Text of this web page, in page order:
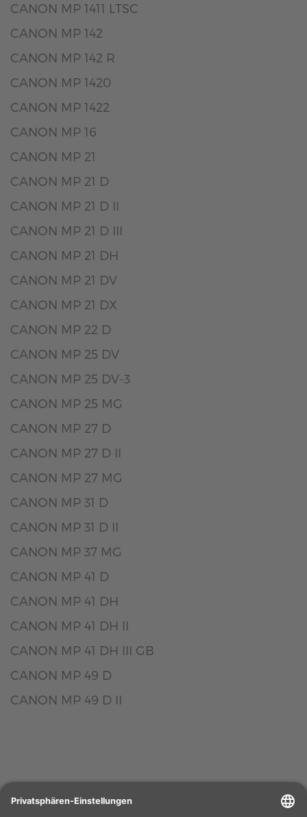
CANON MP 1411 LTSC
CANON MP 142
CANON MP 142 R
CANON MP 1420
CANON MP 1422
CANON MP 16
CANON MP 21
CANON MP 21 D
CANON MP 21 D II
CANON MP 21 D III
CANON MP 21 DH
CANON MP 21 DV
CANON MP 21 DX
CANON MP 22 D
CANON MP 25 DV
CANON MP 25 DV-3
CANON MP 25 MG
CANON MP 27 D
CANON MP 27 D II
CANON MP 27 MG
CANON MP 31 D
CANON MP 31 D II
CANON MP 37 MG
CANON MP 41 D
CANON MP 41 DH
CANON MP 41 DH II
CANON MP 41 DH III GB
CANON MP 49 D
CANON MP 49 D II